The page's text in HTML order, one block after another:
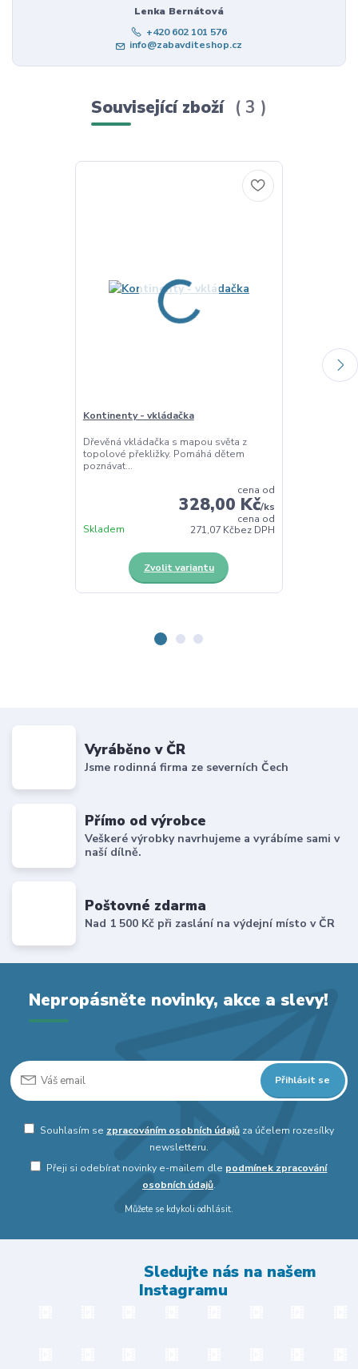
Lenka Bernátová
+420 602 101 576
info@zabavditeshop.cz
Související zboží 3
Kontinenty - vkládačka
Dřevěná vkládačka s mapou světa z
topolové překližky. Pomáhá dětem
poznávat...
cena od
328,00 Kč/ks
cena od
271,07 Kčbez DPH
Skladem
Zvolit variantu
Vyráběno v ČR
Jsme rodinná firma ze severních Čech
Přímo od výrobce
Veškeré výrobky navrhujeme a vyrábíme sami v
naší dílně.
Poštovné zdarma
Nad 1 500 Kč při zaslání na výdejní místo v ČR
Nepropásněte novinky, akce a slevy!
Přihlásit se
Souhlasím se zpracováním osobních údajůza účelem rozesílky
newsletteru.
Přeji si odebírat novinky e-mailem dle podmínek zpracování
osobních údajů.
Můžete se kdykoli odhlásit.
Sledujte nás na našem
Instagramu